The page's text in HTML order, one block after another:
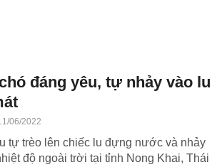
đáng yêu, tự nhảy vào lu
06/2022
tự trèo lên chiếc lu đựng nước và nhảy
độ ngoài trời tại tỉnh Nong Khai, Thái